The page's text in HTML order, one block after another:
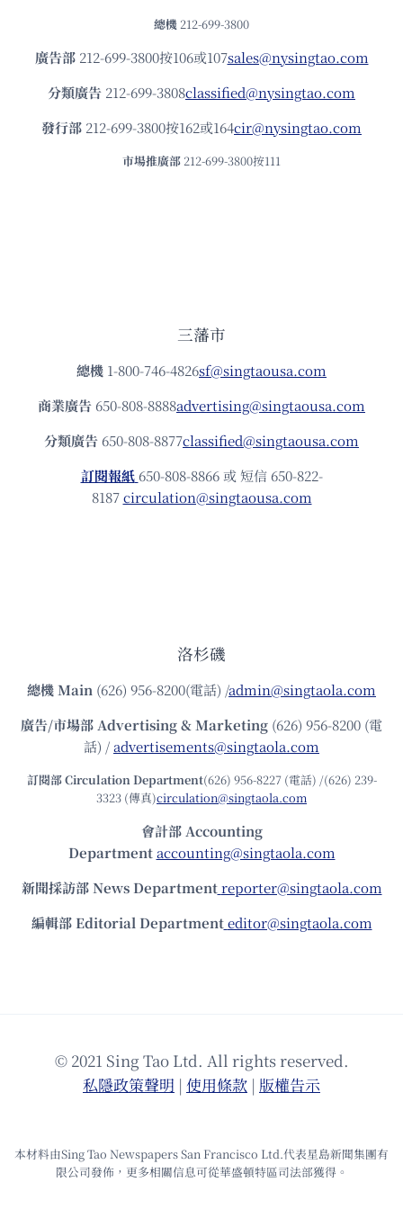
總機 212-699-3800
廣告部212-699-3800按106或107sales@nysingtao.com
分類廣告 212-699-3808classified@nysingtao.com
發⾏部 212-699-3800按162或164cir@nysingtao.com
市場推廣部 212-699-3800按111
三藩市
總機 1-800-746-4826sf@singtaousa.com
商業廣告 650-808-8888advertising@singtaousa.com
分類廣告 650-808-8877classified@singtaousa.com
訂閱報紙 650-808-8866 或 短信 650-822-
8187circulation@singtaousa.com
洛杉磯
總機Main (626) 956-8200(電話) /admin@singtaola.com
廣告/市場部Advertising & Marketing (626) 956-8200 (電
話) /advertisements@singtaola.com
訂閱部 Circulation Department(626) 956-8227 (電話) /(626) 239-
3323 (傳真)circulation@singtaola.com
會計部 Accounting
Department accounting@singtaola.com
新聞採訪部 News Department reporter@singtaola.com
編輯部 Editorial Department editor@singtaola.com
© 2021 Sing Tao Ltd. All rights reserved.
私隱政策聲明 | 使⽤條款 | 版權告⽰
本材料由Sing Tao Newspapers San Francisco Ltd.代表星島新聞集團有
限公司發佈，更多相關信息可從華盛頓特區司法部獲得。